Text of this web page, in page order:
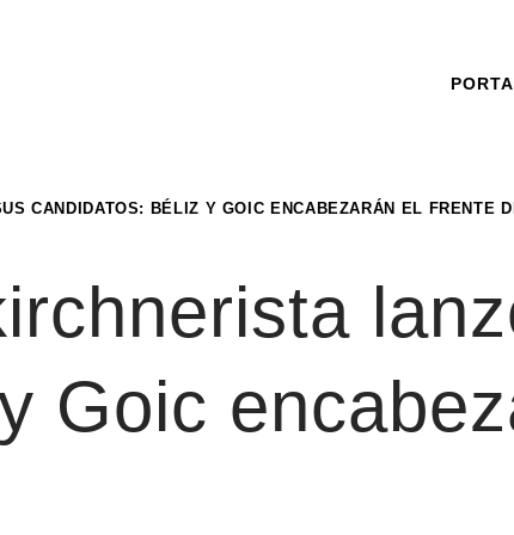
CANDIDATOS: BÉLIZ Y GOIC ENCABEZARÁN EL FRENTE
Goic